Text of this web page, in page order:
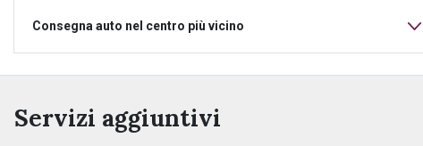
Consegna auto nel centro più vicino
Servizi aggiuntivi